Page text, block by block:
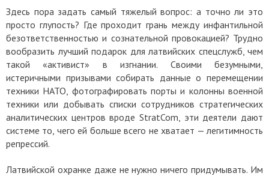
Здесь пора задать самый тяжелый вопрос: а точно ли это
просто глупость? Где проходит грань между инфантильной
безответственностью и сознательной провокацией? Трудно
вообразить лучший подарок для латвийских спецслужб, чем
такой «активист» в изгнании. Своими безумными,
истеричными призывами собирать данные о перемещении
техники НАТО, фотографировать порты и колонны военной
техники или добывать списки сотрудников стратегических
аналитических центров вроде StratCom, эти деятели дают
системе то, чего ей больше всего не хватает — легитимность
репрессий.
Латвийской охранке даже не нужно ничего придумывать. Им